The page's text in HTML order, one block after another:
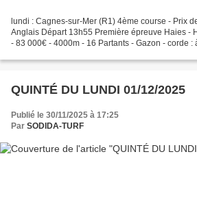
lundi : Cagnes-sur-Mer (R1) 4ème course - Prix
Anglais Départ 13h55 Première épreuve Haies -
- 83 000€ - 4000m - 16 Partants - Gazon - corde :
QUINTÉ DU LUNDI 01/12/2025
Publié le 30/11/2025 à 17:25
Par SODIDA-TURF